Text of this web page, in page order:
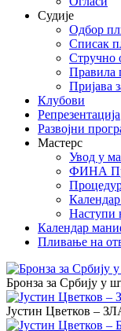
Судије
Одбор
Списак
Стручно
Правила
Пријава
Клубови
Репрезентација
Развојни
Мастерс
Увод у
ФИНА
Наступи
Календар
Пливање на
Бронза за Србију у
Јустин Цветков –